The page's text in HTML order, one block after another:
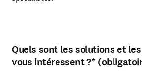
Sélectionnez au moins une option
Quels sont les solutions et
vous intéressent ?*